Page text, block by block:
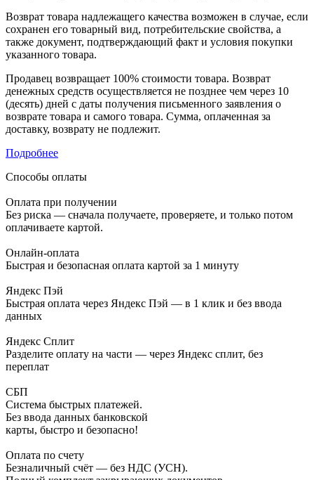
Возврат товара надлежащего качества возможен в случае, если
сохранен его товарный вид, потребительские свойства, а
также документ, подтверждающий факт и условия покупки
указанного товара.
Продавец возвращает 100% стоимости товара. Возврат
денежных средств осуществляется не позднее чем через 10
(десять) дней с даты получения письменного заявления о
возврате товара и самого товара. Сумма, оплаченная за
доставку, возврату не подлежит.
Подробнее
Способы оплаты
Оплата при получении
Без риска — сначала получаете, проверяете, и только потом
оплачиваете картой.
Онлайн-оплата
Быстрая и безопасная оплата картой за 1 минуту
Яндекс Пэй
Быстрая оплата через Яндекс Пэй — в 1 клик и без ввода
данных
Яндекс Сплит
Разделите оплату на части — через Яндекс сплит, без
переплат
СБП
Система быстрых платежей.
Без ввода данных банковской
карты, быстро и безопасно!
Оплата по счету
Безналичный счёт — без НДС (УСН).